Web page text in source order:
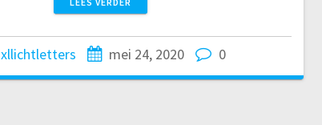
xllichtletters mei 24, 2020 0